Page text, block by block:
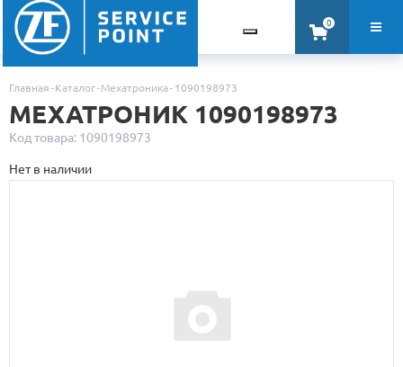
0
Главная Каталог Мехатроника 1090198973
МЕХАТРОНИК 1090198973
Код товара: 1090198973
Нет в наличии